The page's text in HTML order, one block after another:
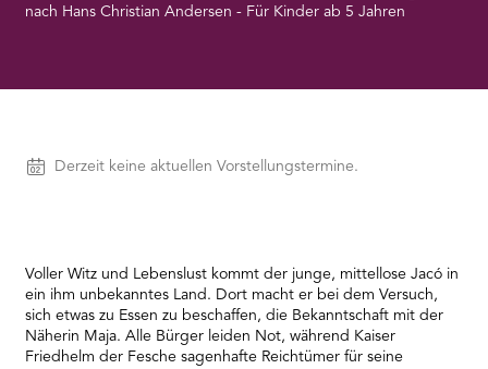
nach Hans Christian Andersen - Für Kinder ab 5 Jahren
Vorstellungen
Derzeit keine aktuellen Vorstellungstermine.
Voller Witz und Lebenslust kommt der junge, mittellose Jacó in
ein ihm unbekanntes Land. Dort macht er bei dem Versuch,
sich etwas zu Essen zu beschaffen, die Bekanntschaft mit der
Näherin Maja. Alle Bürger leiden Not, während Kaiser
Friedhelm der Fesche sagenhafte Reichtümer für seine